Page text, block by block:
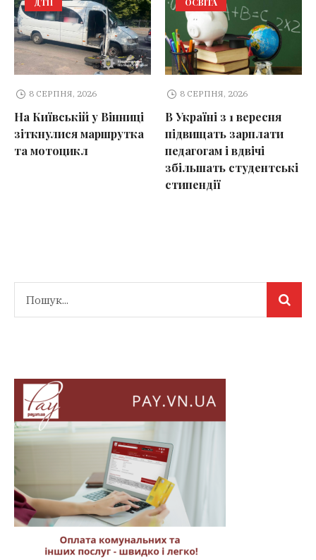
8 СЕРПНЯ, 2026
На Київській у Вінниці
зіткнулися маршрутка
та мотоцикл
8 СЕРПНЯ, 2026
В Україні з 1 вересня
підвищать зарплати
педагогам і вдвічі
збільшать студентські
стипендії